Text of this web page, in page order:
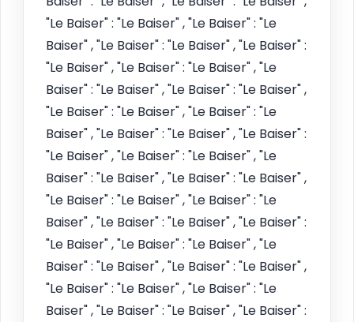
"Le Baiser" : "Le Baiser" , "Le Baiser" : "Le
Baiser" , "Le Baiser" : "Le Baiser" , "Le Baiser" :
"Le Baiser" , "Le Baiser" : "Le Baiser" , "Le
Baiser" : "Le Baiser" , "Le Baiser" : "Le Baiser" ,
"Le Baiser" : "Le Baiser" , "Le Baiser" : "Le
Baiser" , "Le Baiser" : "Le Baiser" , "Le Baiser" :
"Le Baiser" , "Le Baiser" : "Le Baiser" , "Le
Baiser" : "Le Baiser" , "Le Baiser" : "Le Baiser" ,
"Le Baiser" : "Le Baiser" , "Le Baiser" : "Le
Baiser" , "Le Baiser" : "Le Baiser" , "Le Baiser" :
"Le Baiser" , "Le Baiser" : "Le Baiser" , "Le
Baiser" : "Le Baiser" , "Le Baiser" : "Le Baiser" ,
"Le Baiser" : "Le Baiser" , "Le Baiser" : "Le
Baiser" , "Le Baiser" : "Le Baiser" , "Le Baiser" :